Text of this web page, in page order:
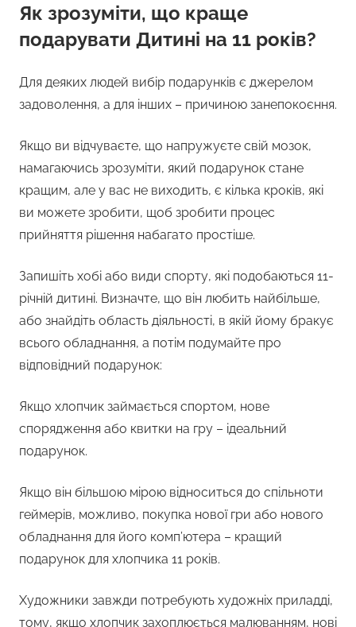
Як зрозуміти, що краще
подарувати Дитині на 11 років?
Для деяких людей вибір подарунків є джерелом
задоволення, а для інших – причиною занепокоєння.
Якщо ви відчуваєте, що напружуєте свій мозок,
намагаючись зрозуміти, який подарунок стане
кращим, але у вас не виходить, є кілька кроків, які
ви можете зробити, щоб зробити процес
прийняття рішення набагато простіше.
Запишіть хобі або види спорту, які подобаються 11-
річній дитині. Визначте, що він любить найбільше,
або знайдіть область діяльності, в якій йому бракує
всього обладнання, а потім подумайте про
відповідний подарунок:
Якщо хлопчик займається спортом, нове
спорядження або квитки на гру – ідеальний
подарунок.
Якщо він більшою мірою відноситься до спільноти
геймерів, можливо, покупка нової гри або нового
обладнання для його комп’ютера – кращий
подарунок для хлопчика 11 років.
Художники завжди потребують художніх приладді,
тому, якщо хлопчик захоплюється малюванням, нові